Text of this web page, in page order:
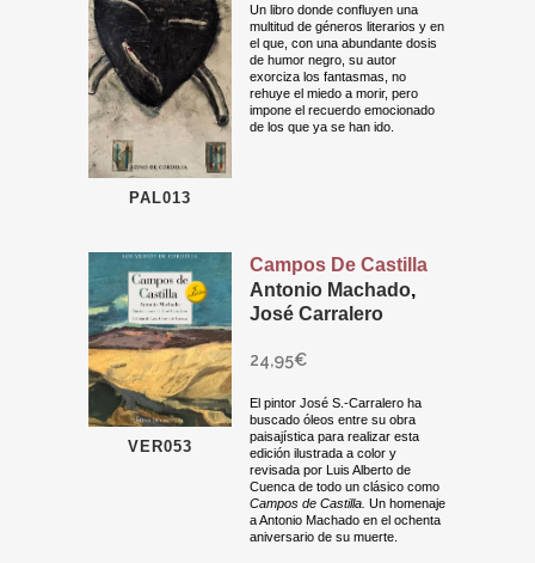
PAL013
Un libro donde confluyen una
multitud de géneros literarios y en
el que, con una abundante dosis
de humor negro, su autor
exorciza los fantasmas, no
rehuye el miedo a morir, pero
impone el recuerdo emocionado
de los que ya se han ido.
VER053
Campos De Castilla
Antonio Machado,
José Carralero
24,95€
El pintor José S.-Carralero ha
buscado óleos entre su obra
paisajística para realizar esta
edición ilustrada a color y
revisada por Luis Alberto de
Cuenca de todo un clásico como
Campos de Castilla. Un homenaje
a Antonio Machado en el ochenta
aniversario de su muerte.